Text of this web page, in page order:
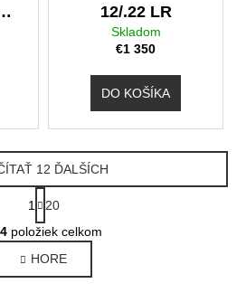
12/.22 LR
Skladom
€1 350
DO KOŠÍKA
O
v
l
á
12 ĎALŠÍCH
S
t
r
á
n
k
1
20
položiek celkom
HORE